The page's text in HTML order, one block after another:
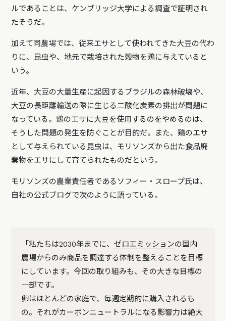
ルであることは、ケンブリッジ大学による調査で証明され
たそうだ。
加えて同農場では、従来エサとして使われてきた大豆の代わ
りに、昆虫や、地元で栽培された穀物を鶏に与えていると
いう。
近年、大豆の大量生産に起因するブラジルの森林破壊や、
大豆の長距離輸送の際に生じる二酸化炭素の排出が問題に
なっている。鶏のエサに大豆を使用するのをやめるのは、
そうした問題の発生を防ぐことが目的だ。また、鶏のエサ
として与えられている昆虫は、モリソンズから出た食品廃
棄物をエサにして育てられたものだという。
モリソンズの農業責任者であるソフィー・スロープ氏は、
自社の公式ブログで次のように語っている。
「私たちは2030年までに、ゼロエミッションの国内
農場からのみ商品を調達する体制を整えることを目標
にしています。今回の取り組みも、その大きな目標の
一部です。
卵はほとんどの家庭で、毎週定期的に購入されるも
の。それがカーボンニュートラルになる影響力は絶大